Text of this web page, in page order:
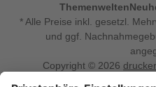
Themenwelten
* Alle Preise inkl. gesetzl.
und ggf.
Copyright © 2026